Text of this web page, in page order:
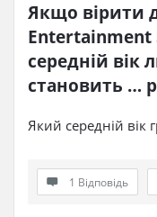
Якщо вірити
Entertainment
середній вік
становить …
Який середній вік
1 Відповідь